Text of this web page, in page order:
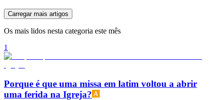
Carregar mais artigos
Os mais lidos nesta categoria este mês
1
Porque é que uma missa em latim voltou a abrir
uma ferida na Igreja?